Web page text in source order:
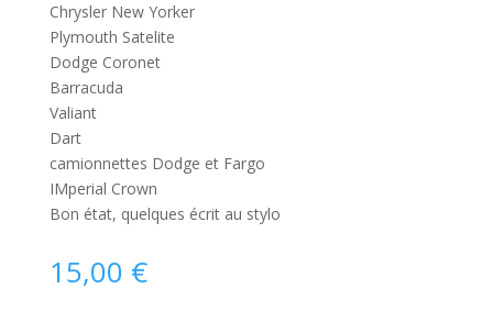
Chrysler New Yorker
Plymouth Satelite
Dodge Coronet
Barracuda
Valiant
Dart
camionnettes Dodge et Fargo
IMperial Crown
Bon état, quelques écrit au stylo
15,00 €